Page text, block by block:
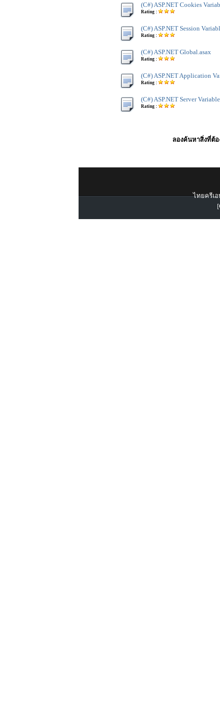
(C#) ASP.NET Cookies
Rating :
(C#) ASP.NET Session
Rating :
(C#) ASP.NET Global.asax
Rating :
(C#) ASP.NET Application
Rating :
(C#) ASP.NET Server
Rating :
ลองค้นหาสิ่งที่ต้อ
ไทยครีเอ
[